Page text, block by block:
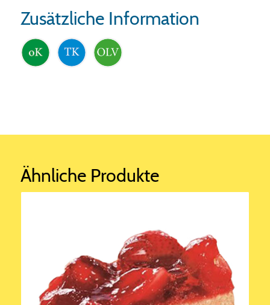
Zusätzliche Information
Ähnliche Produkte